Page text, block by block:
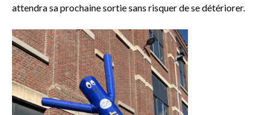
attendra sa prochaine sortie sans risquer de se détériorer.